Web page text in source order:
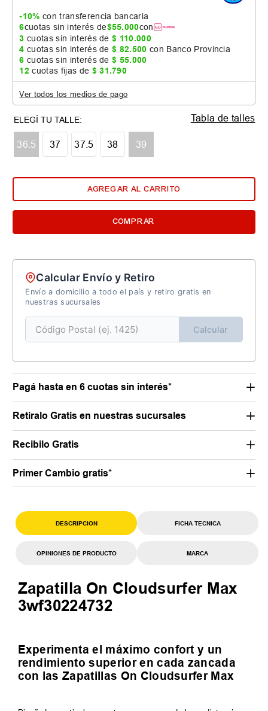
-10% con transferencia bancaria
6cuotas sin interés de$55.000con
3 cuotas sin interés de$ 110.000
4 cuotas sin interés de$ 82.500 con Banco Provincia
6 cuotas sin interés de$ 55.000
12 cuotas fijas de $ 31.790
Ver todos los medios de pago
36.5 37 37.5 38 39
Tabla de talles
AGREGAR AL CARRITO
COMPRAR
Calcular Envío y Retiro
Envío a domicilio a todo el país y retiro gratis en
nuestras sucursales
Calcular
Pagá hasta en 6 cuotas sin interés*
Retiralo Gratis en nuestras sucursales
Recibilo Gratis
Primer Cambio gratis*
DESCRIPCION FICHA TECNICA
OPINIONES DE PRODUCTO MARCA
Zapatilla On Cloudsurfer Max
3wf30224732
Experimenta el máximo confort y un
rendimiento superior en cada zancada
con las Zapatillas On Cloudsurfer Max